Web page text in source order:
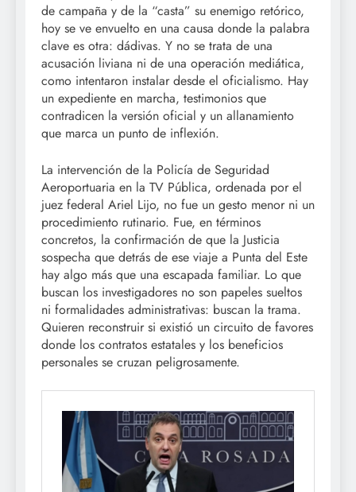
de campaña y de la “casta” su enemigo retórico,
hoy se ve envuelto en una causa donde la palabra
clave es otra: dádivas. Y no se trata de una
acusación liviana ni de una operación mediática,
como intentaron instalar desde el oficialismo. Hay
un expediente en marcha, testimonios que
contradicen la versión oficial y un allanamiento
que marca un punto de inflexión.
La intervención de la Policía de Seguridad
Aeroportuaria en la TV Pública, ordenada por el
juez federal Ariel Lijo, no fue un gesto menor ni un
procedimiento rutinario. Fue, en términos
concretos, la confirmación de que la Justicia
sospecha que detrás de ese viaje a Punta del Este
hay algo más que una escapada familiar. Lo que
buscan los investigadores no son papeles sueltos
ni formalidades administrativas: buscan la trama.
Quieren reconstruir si existió un circuito de favores
donde los contratos estatales y los beneficios
personales se cruzan peligrosamente.